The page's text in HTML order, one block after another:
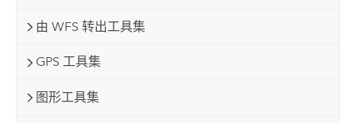
由 WFS 转出工具集
GPS 工具集
图形工具集